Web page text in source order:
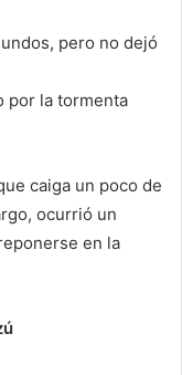
pero no dejó
por la tormenta
caiga un poco de
ocurrió un
en la